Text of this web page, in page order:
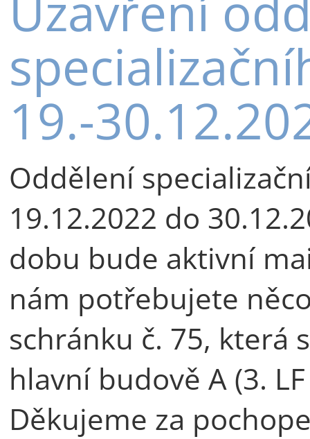
19.-
Oddělení
19.12.2022 do
dobu bude aktivní
nám potřebujete
schránku č. 75, která
hlavní budově A (3.
Děkujeme za